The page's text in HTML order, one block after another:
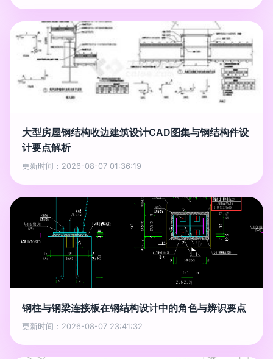
大型房屋钢结构收边建筑设计CAD图集与钢结构件设
计要点解析
更新时间：2026-08-07 01:36:19
钢柱与钢梁连接板在钢结构设计中的角色与辨识要点
更新时间：2026-08-07 23:41:32